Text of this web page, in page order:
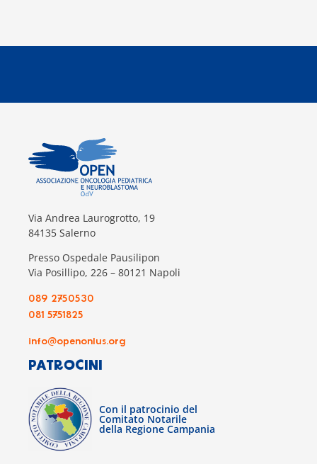
Via Andrea Laurogrotto, 19
84135 Salerno
Presso Ospedale Pausilipon
Via Posillipo, 226 – 80121 Napoli
089 2750530
081 5751825
info@openonlus.org
PATROCINI
Con il patrocinio del
Comitato Notarile
della Regione Campania